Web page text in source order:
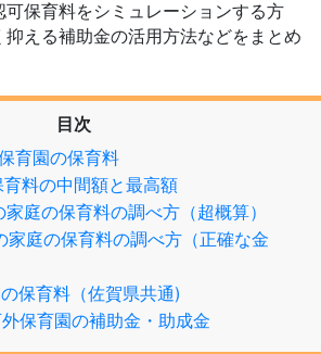
保育料をシミュレーションする方
える補助金の活用方法などをまとめ
目次
育園の保育料
育料の中間額と最高額
家庭の保育料の調べ方（超概算）
家庭の保育料の調べ方（正確な金
保育料（佐賀県共通)
保育園の補助金・助成金